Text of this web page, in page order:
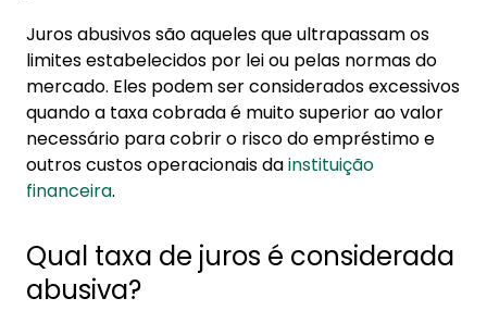
2.2. Taxa de juros acima do teto permitido
por lei
2.3. Cobrança de tarifas excessivas
2.4. Dificuldade em entender o contrato
Juros abusivos são aqueles que ultrapassam os
limites estabelecidos por lei ou pelas normas do
mercado. Eles podem ser considerados excessivos
quando a taxa cobrada é muito superior ao valor
necessário para cobrir o risco do empréstimo e
outros custos operacionais dainstituição
financeira.
Qual taxa de juros é considerada
abusiva?